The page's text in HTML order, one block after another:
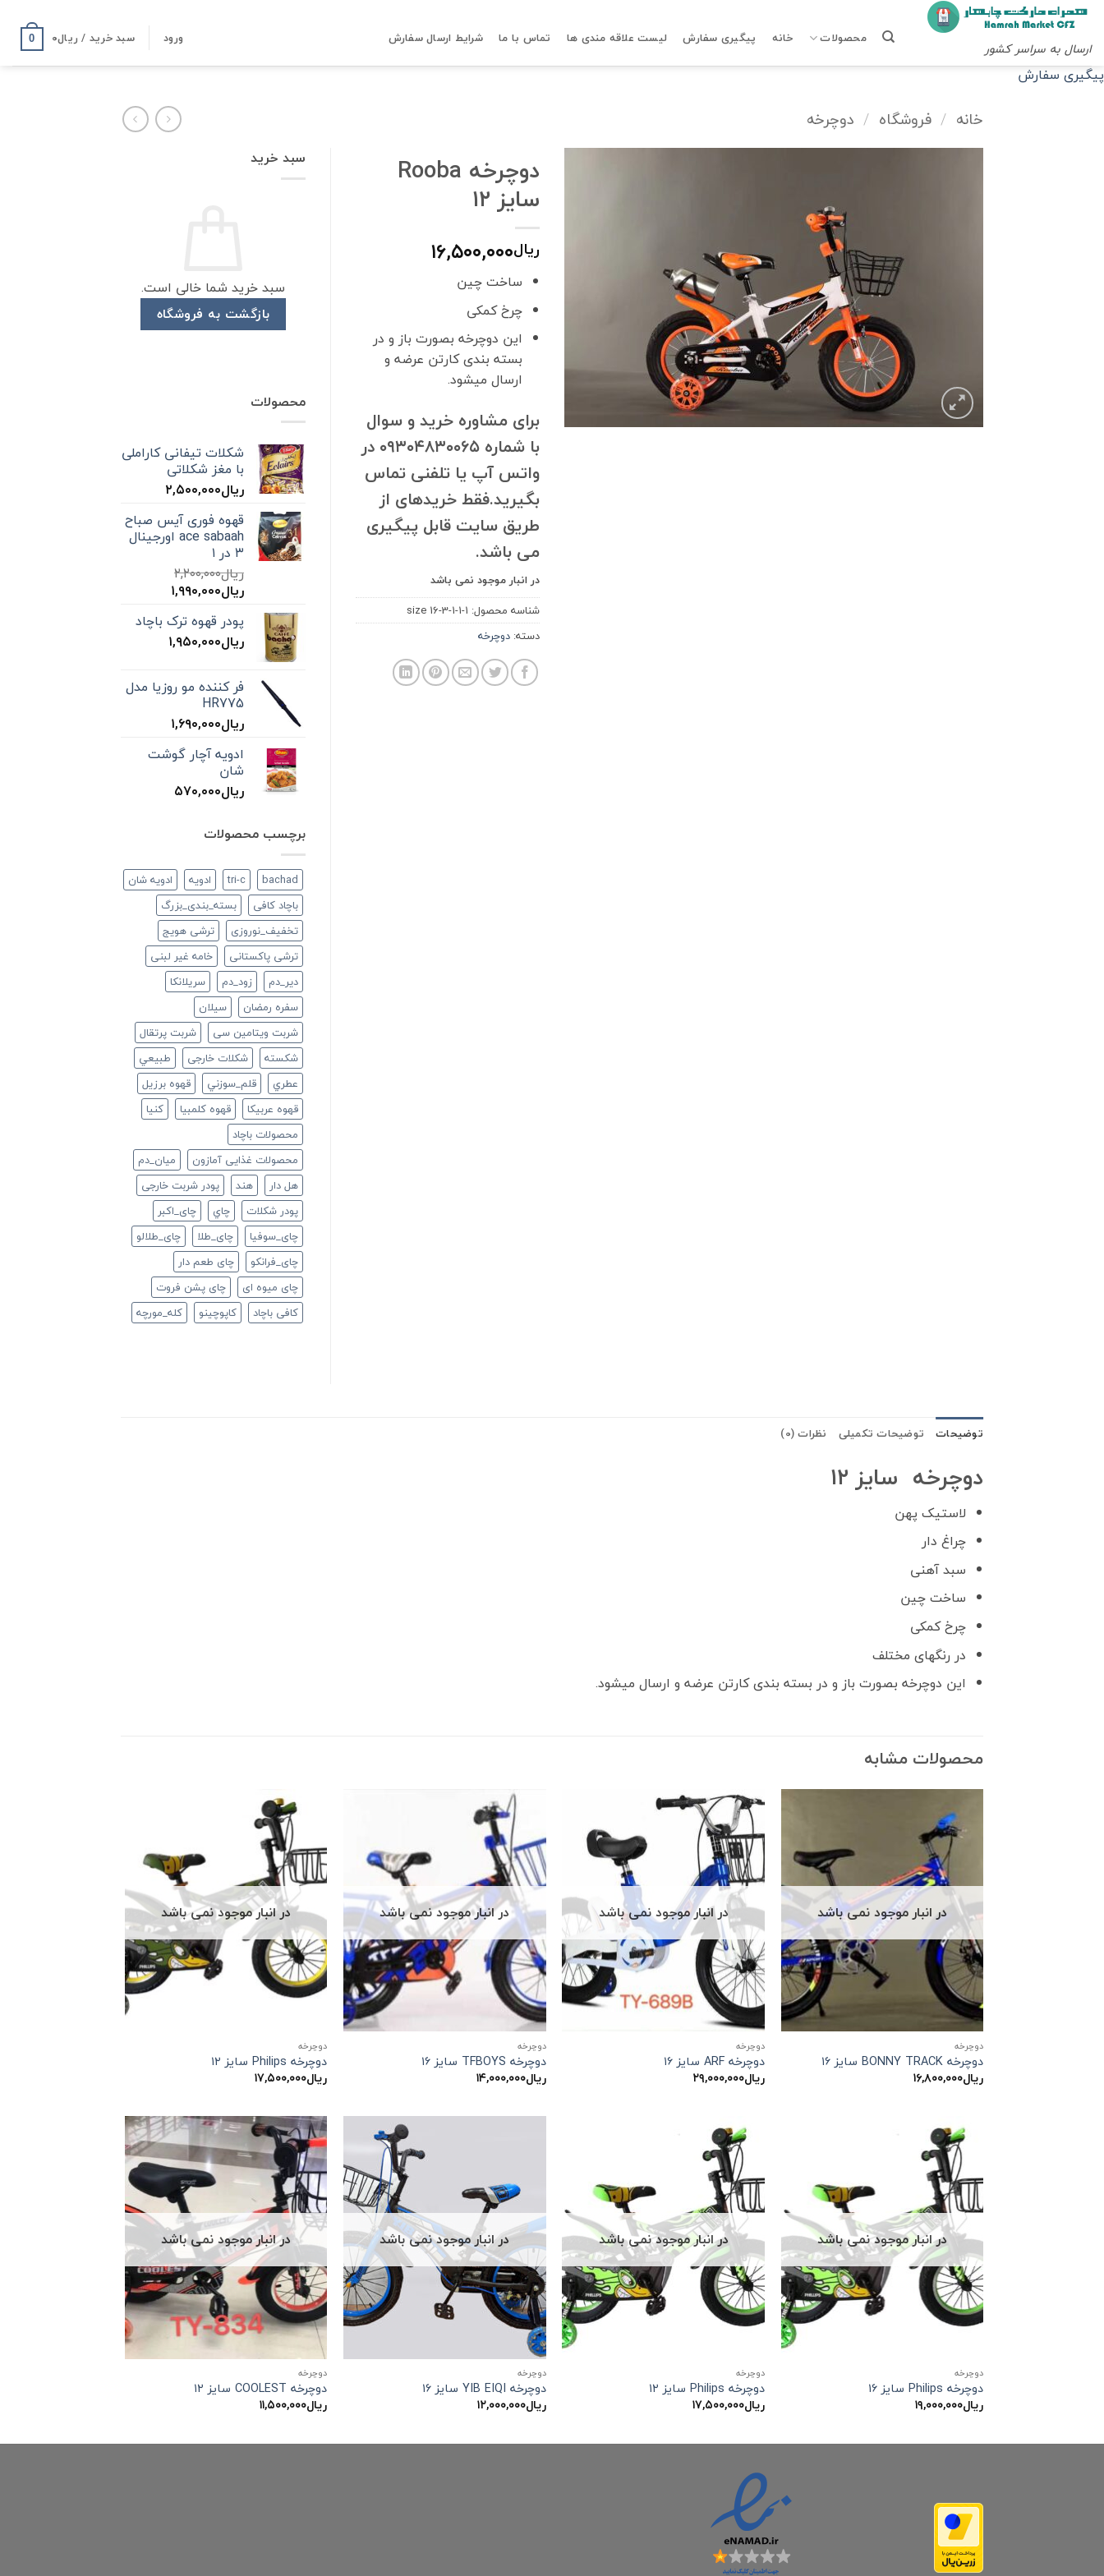
Skip
content
ارسال به سراسر کشور
محصولات خانه پیگیری سفارش لیست علاقه مندی ها تماس با ما شرایط ارسال سفارش ورود سبد خرید / ریال۰ 0
پیگیری سفارش
خانه / فروشگاه / دوچرخه
دوچرخه Rooba
سایز ۱۲
ریال۱۶,۵۰۰,۰۰۰
ساخت چین
چرخ کمکی
این دوچرخه بصورت باز و در
بسته بندی کارتن عرضه و
ارسال میشود.
برای مشاوره خرید و سوال
با شماره ۰۹۳۰۴۸۳۰۰۶۵ در
واتس آپ یا تلفنی تماس
بگیرید.فقط خریدهای از
طریق سایت قابل پیگیری
می باشد.
در انبار موجود نمی باشد
شناسه محصول: size 16-3-1-1-1
دسته: دوچرخه
سبد خرید
سبد خرید شما خالی است.
بازگشت به فروشگاه
محصولات
شکلات تیفانی کاراملی
با مغز شکلاتی
ریال۲,۵۰۰,۰۰۰
قهوه فوری آیس صباح
ace sabaah اورجینال
۳ در ۱
ریال۲,۲۰۰,۰۰۰
قیمت
ریال۲,۲۰۰,۰۰۰
بود.
ریال۱,۹۹۰,۰۰۰
ریال۱,۹۹۰,۰۰۰.
پودر قهوه ترک باچاد
ریال۱,۹۵۰,۰۰۰
فر کننده مو روزیا مدل
HR775
ریال۱,۶۹۰,۰۰۰
ادویه آچار گوشت
شان
ریال۵۷۰,۰۰۰
برچسب محصولات
bachad
tri-c ادویه
ادویه شان
باچاد کافی
بسته_بندی_بزرگ
تخفیف_نوروزی
ترشی هویج
ترشی پاکستانی
خامه غیر لبنی
دير_دم
زود_دم
سريلانكا
سفره رمضان
سيلان
شربت ویتامین سی
شربت پرتقال
شكسته
شکلات خارجی
طبيعي
عطري
قلم_سوزني
قهوه برزیل
قهوه عربیکا
قهوه کلمبیا
كنيا
محصولات باچاد
محصولات غذایی آمازون
ميان_دم
هل دار
هند
پودر شربت خارجی
پودر شکلات
چاي
چای_اکبر
چای_سوفیا
چای_طلا
چای_طلالو
چای_فرانكو
چای طعم دار
چای میوه ای
چای پشن فروت
کافی باچاد
کاپوچینو کله_مورچه
توضیحات توضیحات تکمیلی نظرات (0)
دوچرخه سایز ۱۲
لاستیک پهن
چراغ دار
سبد آهنی
ساخت چین
چرخ کمکی
در رنگهای مختلف
این دوچرخه بصورت باز و در بسته بندی کارتن عرضه و ارسال میشود.
محصولات مشابه
در انبار موجود نمی باشد
دوچرخه
دوچرخه BONNY TRACK سایز ۱۶
ریال۱۶,۸۰۰,۰۰۰
در انبار موجود نمی باشد
دوچرخه
دوچرخه ARF سایز ۱۶
ریال۲۹,۰۰۰,۰۰۰
در انبار موجود نمی باشد
دوچرخه
دوچرخه TFBOYS سایز ۱۶
ریال۱۴,۰۰۰,۰۰۰
در انبار موجود نمی باشد
دوچرخه
دوچرخه Philips سایز ۱۲
ریال۱۷,۵۰۰,۰۰۰
در انبار موجود نمی باشد
دوچرخه
دوچرخه Philips سایز ۱۶
ریال۱۹,۰۰۰,۰۰۰
در انبار موجود نمی باشد
دوچرخه
دوچرخه Philips سایز ۱۲
ریال۱۷,۵۰۰,۰۰۰
در انبار موجود نمی باشد
دوچرخه
دوچرخه YIB EIQI سایز ۱۶
ریال۱۲,۰۰۰,۰۰۰
در انبار موجود نمی باشد
دوچرخه
دوچرخه COOLEST سایز ۱۲
ریال۱۱,۵۰۰,۰۰۰